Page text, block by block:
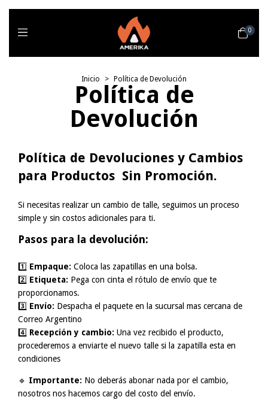
0
Inicio > Política de Devolución
Política de
Devolución
Política de Devoluciones y Cambios
para Productos Sin Promoción.
Si necesitas realizar un cambio de talle, seguimos un proceso
simple y sin costos adicionales para ti.
Pasos para la devolución:
1️⃣ Empaque: Coloca las zapatillas en una bolsa.
2️⃣ Etiqueta: Pega con cinta el rótulo de envío que te
proporcionamos.
3️⃣ Envío: Despacha el paquete en la sucursal mas cercana de
Correo Argentino
4️⃣ Recepción y cambio: Una vez recibido el producto,
procederemos a enviarte el nuevo talle si la zapatilla esta en
condiciones
🔹 Importante: No deberás abonar nada por el cambio,
nosotros nos hacemos cargo del costo del envío.